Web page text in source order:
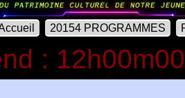
20154 PROGRAMMES
: